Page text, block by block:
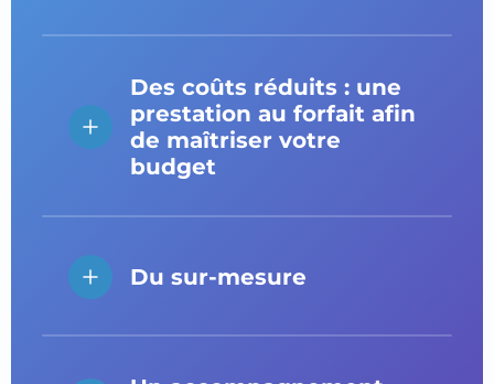
Des coûts réduits : une
prestation au forfait afin
de maîtriser votre
budget
Du sur‍-‍mesure